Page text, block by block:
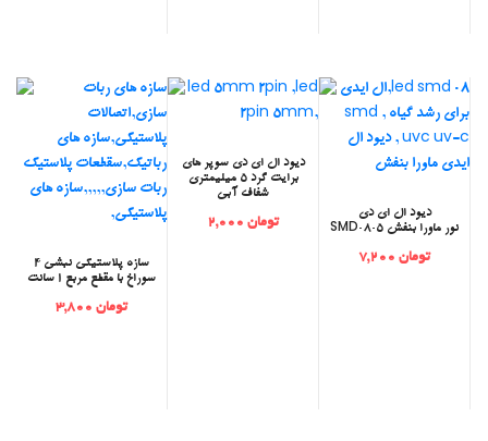
‫سازه پلاستیکی نبشی 4
سوراخ با مقطع مربع 1 سانت
تومان 3,800
‫دیود ال ای دی سوپر های
برایت گرد 5 میلیمتری
شفاف آبی
تومان 2,000
دیود ال ای دی
SMD0805 نور ماورا بنفش
تومان 7,200